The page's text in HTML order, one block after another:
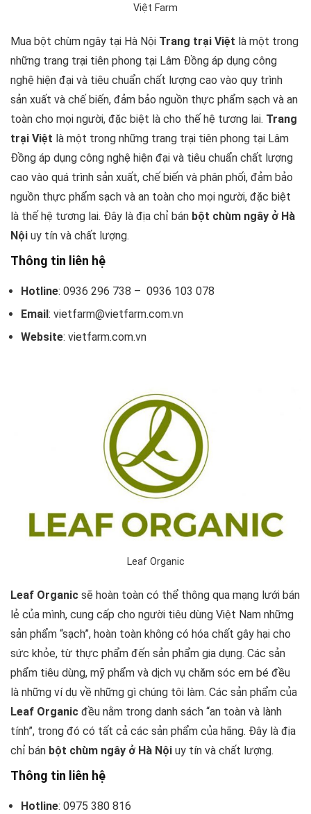
Việt Farm
Mua bột chùm ngây tại Hà Nội Trang trại Việt là một trong
những trang trại tiên phong tại Lâm Đồng áp dụng công
nghệ hiện đại và tiêu chuẩn chất lượng cao vào quy trình
sản xuất và chế biến, đảm bảo nguồn thực phẩm sạch và an
toàn cho mọi người, đặc biệt là cho thế hệ tương lai. Trang
trại Việt là một trong những trang trại tiên phong tại Lâm
Đồng áp dụng công nghệ hiện đại và tiêu chuẩn chất lượng
cao vào quá trình sản xuất, chế biến và phân phối, đảm bảo
nguồn thực phẩm sạch và an toàn cho mọi người, đặc biệt
là thế hệ tương lai. Đây là địa chỉ bán bột chùm ngây ở Hà
Nội uy tín và chất lượng.
Thông tin liên hệ
Hotline: 0936 296 738 – 0936 103 078
Email: vietfarm@vietfarm.com.vn
Website: vietfarm.com.vn
Leaf Organic
Leaf Organic sẽ hoàn toàn có thể thông qua mạng lưới bán
lẻ của mình, cung cấp cho người tiêu dùng Việt Nam những
sản phẩm “sạch”, hoàn toàn không có hóa chất gây hại cho
sức khỏe, từ thực phẩm đến sản phẩm gia dụng. Các sản
phẩm tiêu dùng, mỹ phẩm và dịch vụ chăm sóc em bé đều
là những ví dụ về những gì chúng tôi làm. Các sản phẩm của
Leaf Organic đều nằm trong danh sách “an toàn và lành
tính”, trong đó có tất cả các sản phẩm của hãng. Đây là địa
chỉ bán bột chùm ngây ở Hà Nội uy tín và chất lượng.
Thông tin liên hệ
Hotline: 0975 380 816